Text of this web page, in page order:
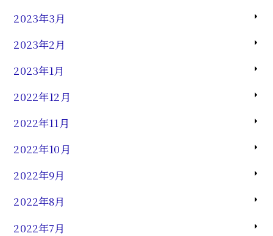
2023年3月
2023年2月
2023年1月
2022年12月
2022年11月
2022年10月
2022年9月
2022年8月
2022年7月